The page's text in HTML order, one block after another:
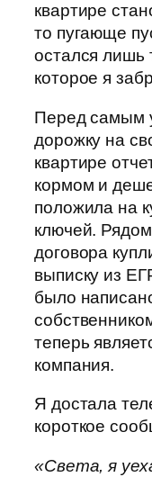
квартире
то пугающе
остался лишь
которое я
Перед самым
дорожку на
квартире
кормом и
положила на
ключей.
договора
выписку из
было
теперь
компания.
Я достала
короткое
«Света, я